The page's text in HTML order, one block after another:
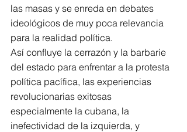
las masas y se enreda en debates
ideológicos de muy poca relevancia
para la realidad política.
Así confluye la cerrazón y la barbarie
del estado para enfrentar a la protesta
política pacífica, las experiencias
revolucionarias exitosas
especialmente la cubana, la
inefectividad de la izquierda, y